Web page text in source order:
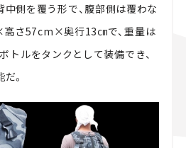
中側を覆う形で、腹部側は覆わな
さ57cm×奥行13㎝で、重量は
トルをタンクとして装備でき、
。